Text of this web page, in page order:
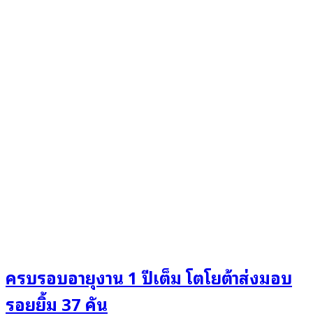
ครบรอบอายุงาน 1 ปีเต็ม โตโยต้าส่งมอบ
รอยยิ้ม 37 คัน